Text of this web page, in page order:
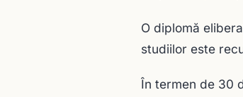
O diplomă
studiilor este
În termen de 30